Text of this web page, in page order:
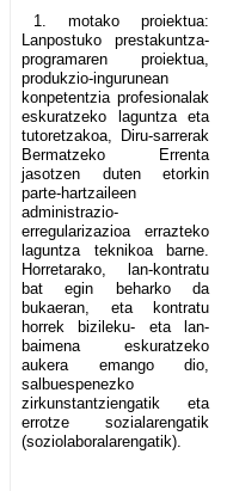
1. motako proiektua:
Lanpostuko prestakuntza-
programaren proiektua,
produkzio-ingurunean
konpetentzia profesionalak
eskuratzeko laguntza eta
tutoretzakoa, Diru-sarrerak
Bermatzeko Errenta
jasotzen duten etorkin
parte-hartzaileen
administrazio-
erregularizazioa errazteko
laguntza teknikoa barne.
Horretarako, lan-kontratu
bat egin beharko da
bukaeran, eta kontratu
horrek bizileku- eta lan-
baimena eskuratzeko
aukera emango dio,
salbuespenezko
zirkunstantziengatik eta
errotze sozialarengatik
(soziolaboralarengatik).